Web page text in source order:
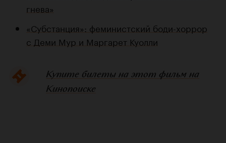
гнева»
«Субстанция»: феминистский боди-хоррор
с Деми Мур и Маргарет Куолли
Купите билеты на этот фильм на
Кинопоиске